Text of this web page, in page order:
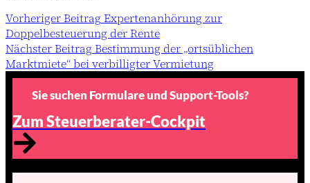
VorherigerBeitragExpertenanhörung zur
Doppelbesteuerung der Rente
NächsterBeitragBestimmung der „ortsüblichen
Marktmiete“ bei verbilligter Vermietung
Sie suchen Formulare und Support-Tools?
Zum Steuerberater-Cockpit